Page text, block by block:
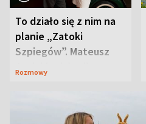
To działo się z nim na
planie „Zatoki
Szpiegów”. Mateusz
Janicki odsłonił
Rozmowy